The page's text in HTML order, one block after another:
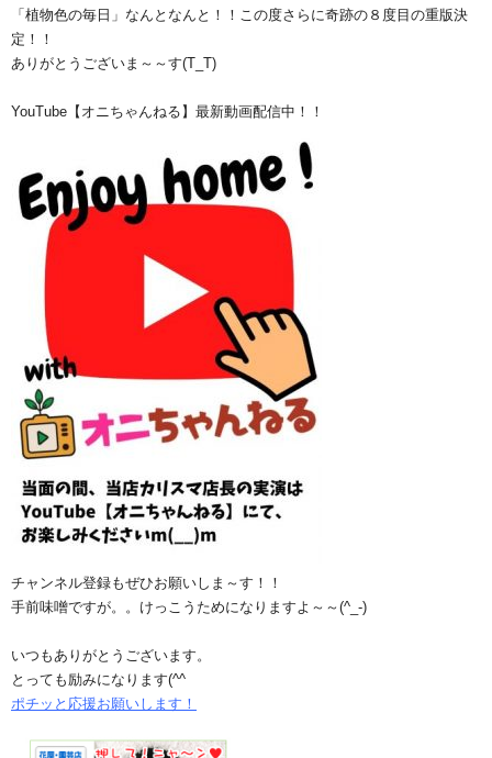
「植物色の毎日」なんとなんと！！この度さらに奇跡の８度目の重版決
定！！
ありがとうございま～～す(T_T)
YouTube【オニちゃんねる】最新動画配信中！！
チャンネル登録もぜひお願いしま～す！！
手前味噌ですが。。けっこうためになりますよ～～(^_-)
いつもありがとうございます。
とっても励みになります(^^ゞ
ポチッと応援お願いします！